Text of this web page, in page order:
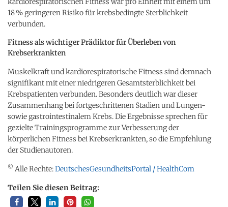
18 % geringeren Risiko für krebsbedingte Sterblichkeit
verbunden.
Fitness als wichtiger Prädiktor für Überleben von
Krebserkrankten
Muskelkraft und kardiorespiratorische Fitness sind demnach
signifikant mit einer niedrigeren Gesamtsterblichkeit bei
Krebspatienten verbunden. Besonders deutlich war dieser
Zusammenhang bei fortgeschrittenen Stadien und Lungen-
sowie gastrointestinalem Krebs. Die Ergebnisse sprechen für
gezielte Trainingsprogramme zur Verbesserung der
körperlichen Fitness bei Krebserkrankten, so die Empfehlung
der Studienautoren.
© Alle Rechte:DeutschesGesundheitsPortal / HealthCom
Teilen Sie diesen Beitrag: